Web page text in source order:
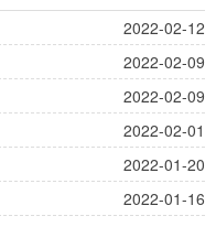
2022-02-12
2022-02-09
2022-02-09
2022-02-01
2022-01-20
2022-01-16